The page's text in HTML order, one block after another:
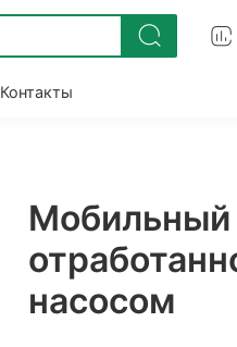
Контакты
насосом